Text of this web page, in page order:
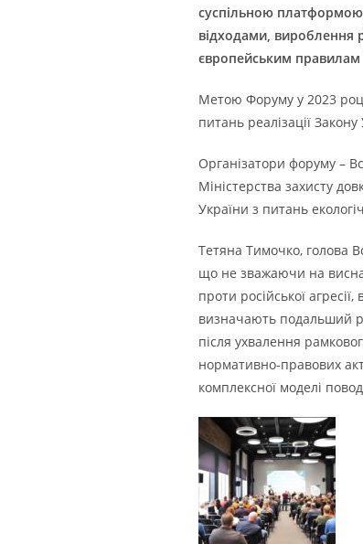
суспільною
відходами, вироблення
європейським правилам
Метою Форуму у 2023
питань реалізації
Організатори форуму –
Міністерства захисту
України з питань
Тетяна Тимочко, голова
що не зважаючи на
проти російської
визначають подальший
після ухвалення
нормативно-правових
комплексної моделі